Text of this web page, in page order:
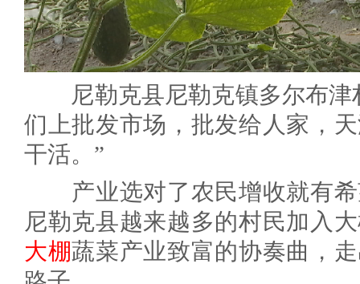
尼勒克县尼勒克镇多尔布津
们上批发市场，批发给人家，
干活。”
产业选对了农民增收就有希
尼勒克县越来越多的村民加入
大棚蔬菜产业致富的协奏曲，